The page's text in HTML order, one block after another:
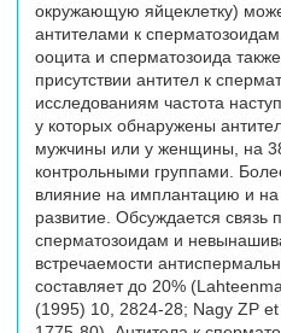
окружающую яйцеклетку)
антителами к
ооцита и сперматозоида
присутствии антител к
исследованиям частота
у которых обнаружены
мужчины или у женщины, на
контрольными группами.
влияние на имплантацию и
развитие. Обсуждается связь
сперматозоидам и
встречаемости
составляет до 20%
(1995) 10, 2824-28; Nagy ZP